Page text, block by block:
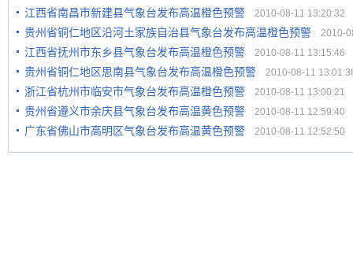
江西省南昌市新建县气象台发布高温橙色预警 2010-08-11 13:20:32
贵州省铜仁地区沿河土家族自治县气象台发布高温橙色预警 2010-
江西省抚州市东乡县气象台发布高温橙色预警 2010-08-11 13:15:46
贵州省铜仁地区思南县气象台发布高温橙色预警 2010-08-11
浙江省杭州市临安市气象台发布高温橙色预警 2010-08-11 13:00:21
贵州省遵义市余庆县气象台发布高温黄色预警 2010-08-11 12:59:40
广东省佛山市高明区气象台发布高温黄色预警 2010-08-11 12:52:50